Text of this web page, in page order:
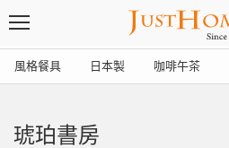
風格餐具 日本製 咖啡午茶
琥珀書房